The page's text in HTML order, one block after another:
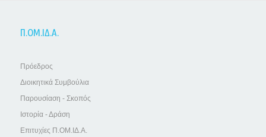
Π.ΟΜ.ΙΔ.Α.
Πρόεδρος
Διοικητικά Συμβούλια
Παρουσίαση - Σκοπός
Ιστορία - Δράση
Επιτυχίες Π.ΟΜ.ΙΔ.Α.